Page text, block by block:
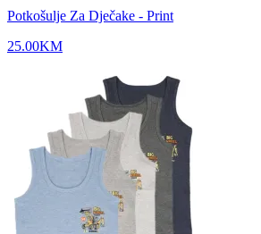
Potkošulje Za Dječake - Print
25.00KM